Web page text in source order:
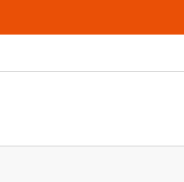
법 82
method) 82
82